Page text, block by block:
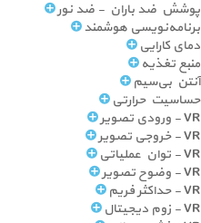
پوشش ضد باران - ضد نور
برنامه‌نویسی هوشمند
دمای کارایی
منبع تغذیه
آنتن بی‌سیم
حساسیت حرارتی
VR - ورودی تصویر
VR - خروجی تصویر
VR - توان عملیاتی
VR - وضوح تصویر
VR - حداکثر فریم
VR - زوم دیجیتال